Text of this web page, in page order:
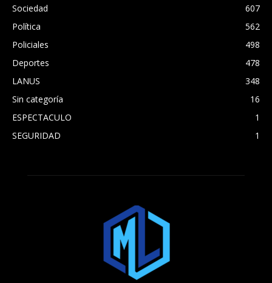
Sociedad
607
Política
562
Policiales
498
Deportes
478
LANUS
348
Sin categoría
16
ESPECTACULO
1
SEGURIDAD
1